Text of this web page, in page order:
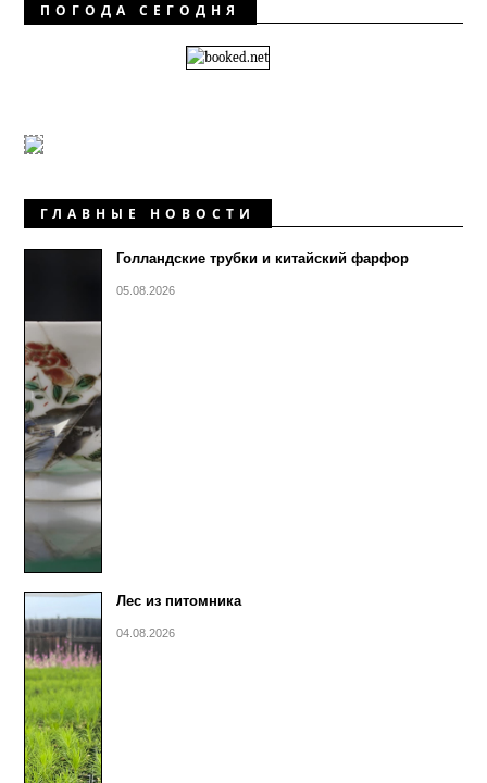
ПОГОДА СЕГОДНЯ
ГЛАВНЫЕ НОВОСТИ
Голландские трубки и китайский фарфор
05.08.2026
Лес из питомника
04.08.2026